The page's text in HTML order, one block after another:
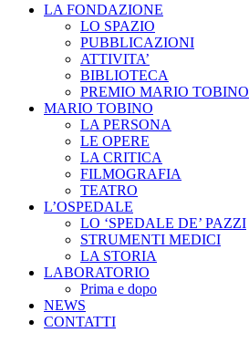
LA FONDAZIONE
LO SPAZIO
PUBBLICAZIONI
ATTIVITA’
BIBLIOTECA
PREMIO MARIO TOBINO
MARIO TOBINO
LA PERSONA
LE OPERE
LA CRITICA
FILMOGRAFIA
TEATRO
L’OSPEDALE
LO ‘SPEDALE DE’ PAZZI
STRUMENTI MEDICI
LA STORIA
LABORATORIO
Prima e dopo
NEWS
CONTATTI